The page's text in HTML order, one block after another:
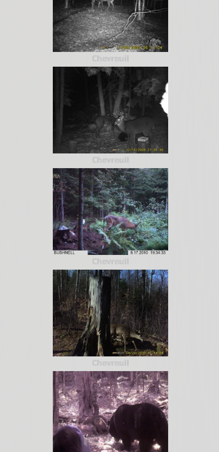
Chevreuil
Chevreuil
Chevreuil
Chevreuil